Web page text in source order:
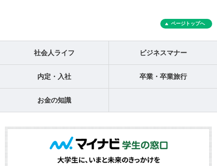
ページトップへ
社会人ライフ ビジネスマナー
内定・入社 卒業・卒業旅行
お金の知識